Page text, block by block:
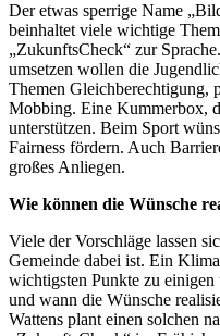
Der etwas sperrige Name
beinhaltet viele wichtige
„ZukunftsCheck“ zur
umsetzen wollen die
Themen Gleichberechtigung,
Mobbing. Eine Kummerbox,
unterstützen. Beim Sport
Fairness fördern. Auch
großes Anliegen.
Wie können die Wünsche
Viele der Vorschläge lassen
Gemeinde dabei ist. Ein
wichtigsten Punkte zu
und wann die Wünsche
Wattens plant einen solchen